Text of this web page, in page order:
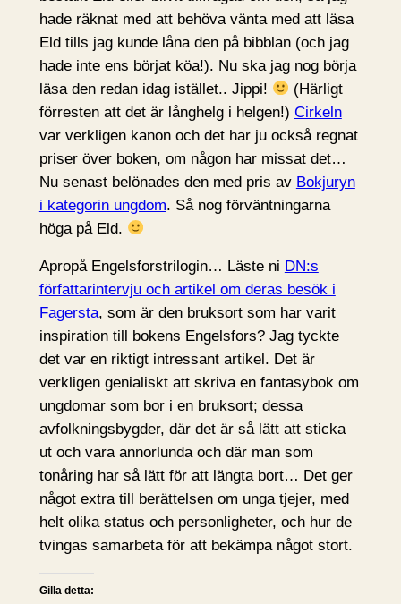
hade räknat med att behöva vänta med att läsa
Eld tills jag kunde låna den på bibblan (och jag
hade inte ens börjat köa!). Nu ska jag nog börja
läsa den redan idag istället.. Jippi!
(Härligt
förresten att det är långhelg i helgen!) Cirkeln
var verkligen kanon och det har ju också regnat
priser över boken, om någon har missat det…
Nu senast belönades den med pris av Bokjuryn
i kategorin ungdom. Så nog förväntningarna
höga på Eld.
Apropå Engelsforstrilogin… Läste ni DN:s
författarintervju och artikel om deras besök i
Fagersta, som är den bruksort som har varit
inspiration till bokens Engelsfors? Jag tyckte
det var en riktigt intressant artikel. Det är
verkligen genialiskt att skriva en fantasybok om
ungdomar som bor i en bruksort; dessa
avfolkningsbygder, där det är så lätt att sticka
ut och vara annorlunda och där man som
tonåring har så lätt för att längta bort… Det ger
något extra till berättelsen om unga tjejer, med
helt olika status och personligheter, och hur de
tvingas samarbeta för att bekämpa något stort.
Gilla detta: